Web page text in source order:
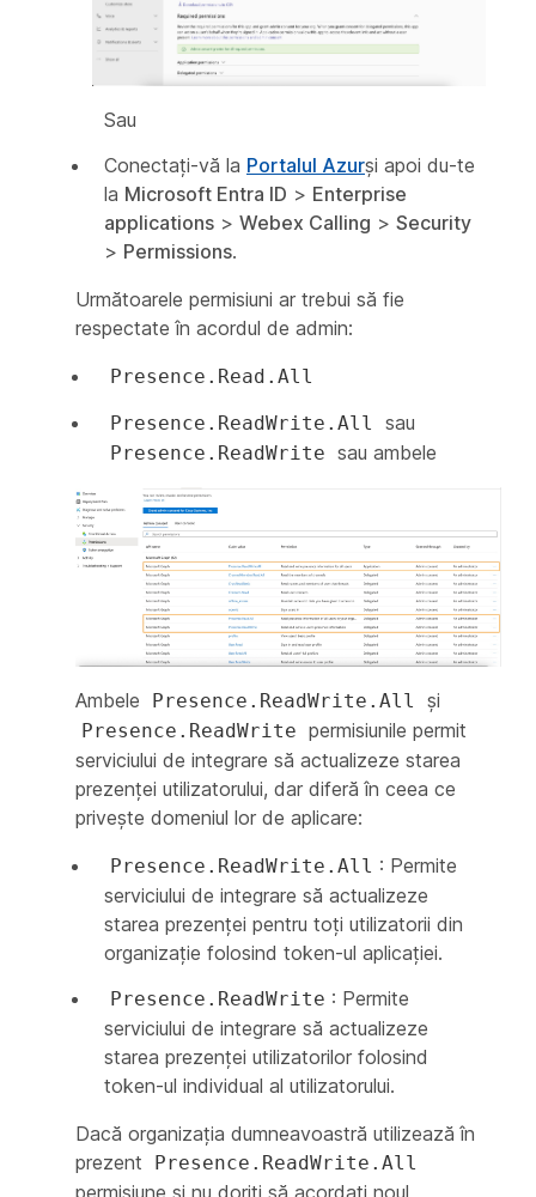
Sau
Conectați-vă la Portalul Azurşi apoi du-te
la Microsoft Entra ID > Enterprise
applications > Webex Calling > Security
> Permissions.
Următoarele permisiuni ar trebui să fie
respectate în acordul de admin:
Presence.Read.All
Presence.ReadWrite.All sau
Presence.ReadWrite sau ambele
Ambele Presence.ReadWrite.All și
Presence.ReadWrite permisiunile permit
serviciului de integrare să actualizeze starea
prezenței utilizatorului, dar diferă în ceea ce
privește domeniul lor de aplicare:
Presence.ReadWrite.All : Permite
serviciului de integrare să actualizeze
starea prezenței pentru toți utilizatorii din
organizație folosind token-ul aplicației.
Presence.ReadWrite : Permite
serviciului de integrare să actualizeze
starea prezenței utilizatorilor folosind
token-ul individual al utilizatorului.
Dacă organizaţia dumneavoastră utilizează în
prezent
Presence.ReadWrite.All
permisiune și nu doriți să acordați noul